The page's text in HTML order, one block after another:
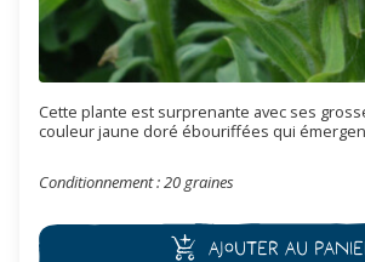
Cette plante est surprenante avec ses
couleur jaune doré ébouriffées qui
Conditionnement : 20 graines
Ajouter au